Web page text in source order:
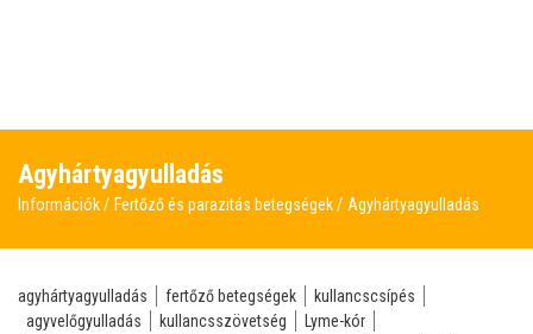
Agyhártyagyulladás
Információk Fertőző és parazitás betegségek Agyhártyagyulladás
agyhártyagyulladás fertőző betegségek
kullancscsípés
agyvelőgyulladás
kullancsszövetség
Lyme-kór